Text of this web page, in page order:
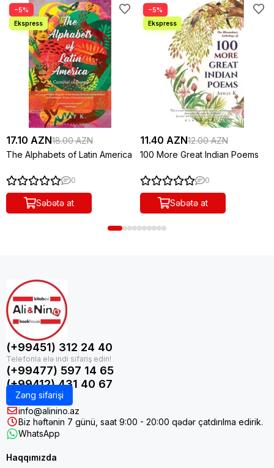
−5%
17.10 AZN18.00 AZN
The Alphabets of Latin America
0
Səbətə at
−5%
11.40 AZN12.00 AZN
100 More Great Indian Poems
0
Səbətə at
(+99451) 312 24 40
(+99477) 597 14 65
(+99412) 431 40 67
Zəng sifarişi
info@alinino.az
Biz həftənin 7 günü, saat 9:00 - 20:00 qədər çatdırılma edirik.
WhatsApp
Haqqımızda